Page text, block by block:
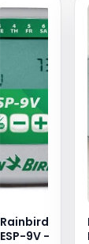
Rainbird
ESP-9V -